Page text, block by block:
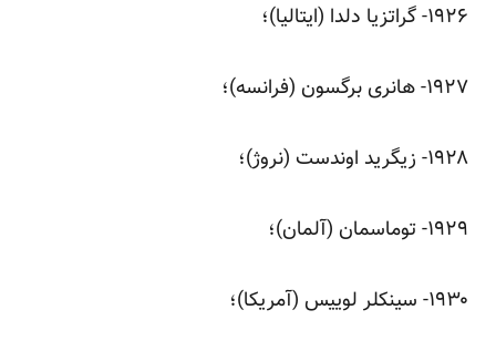
‌۱۹۲۶- گراتزیا دلدا (ایتالیا)؛
‌۱۹۲۷- هانری برگسون (فرانسه)؛
‌۱۹۲۸- زیگرید اوندست (نروژ)؛
‌۱۹۲۹- توماسمان (آلمان)؛
‌۱۹۳۰- سینکلر لوییس (آمریکا)؛